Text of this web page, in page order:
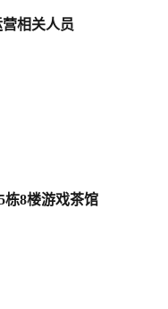
相关人员
栋8楼游戏茶馆